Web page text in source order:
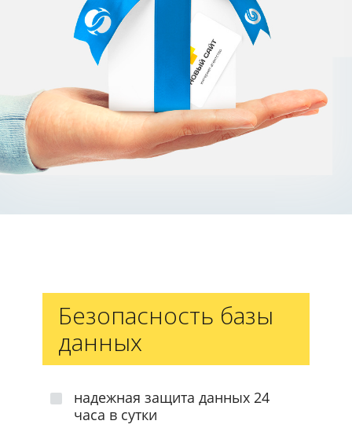
Безопасность базы
данных
надежная защита данных 24
часа в сутки